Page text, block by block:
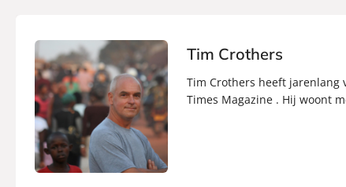
Tim Crothers
Tim Crothers heeft jarenlang
Times Magazine . Hij woont